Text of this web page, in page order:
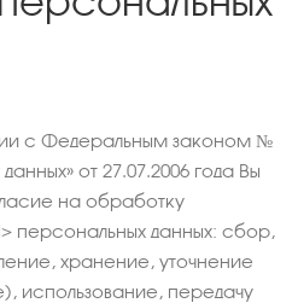
с Федеральным законом №
от 27.07.2006 года Вы
на обработку
данных: сбор,
хранение, уточнение
использование, передачу